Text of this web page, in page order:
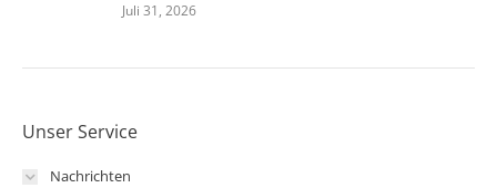
Juli 31, 2026
Unser Service
Nachrichten